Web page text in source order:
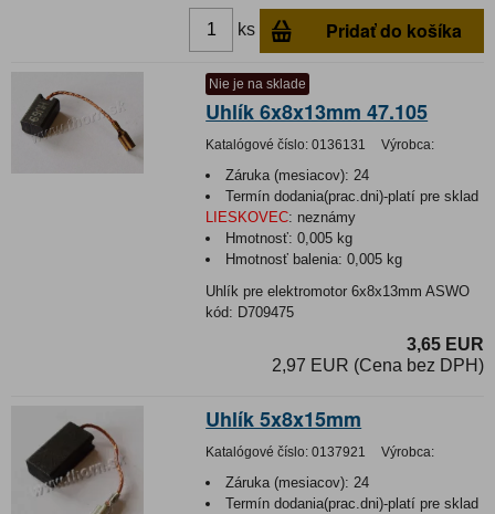
ks Pridať do košíka
Nie je na sklade
Uhlík 6x8x13mm 47.105
Katalógové číslo: 0136131 Výrobca:
Záruka (mesiacov): 24
Termín dodania(prac.dni)-platí pre sklad
LIESKOVEC: neznámy
Hmotnosť:0,005 kg
Hmotnosť balenia:0,005 kg
Uhlík pre elektromotor 6x8x13mm ASWO
kód: D709475
3,65 EUR
2,97 EUR (Cena bez DPH)
Uhlík 5x8x15mm
Katalógové číslo: 0137921 Výrobca:
Záruka (mesiacov): 24
Termín dodania(prac.dni)-platí pre sklad